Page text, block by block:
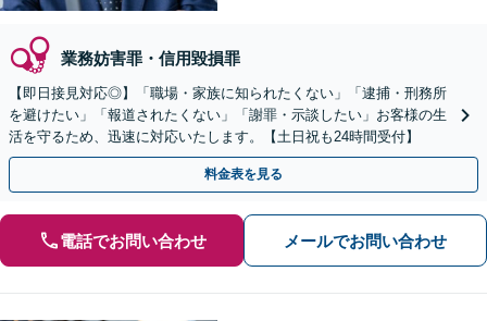
業務妨害罪・信用毀損罪
【即日接見対応◎】「職場・家族に知られたくない」「逮捕・刑務所
を避けたい」「報道されたくない」「謝罪・示談したい」お客様の生
活を守るため、迅速に対応いたします。【土日祝も24時間受付】
料金表を見る
電話でお問い合わせ メールでお問い合わせ